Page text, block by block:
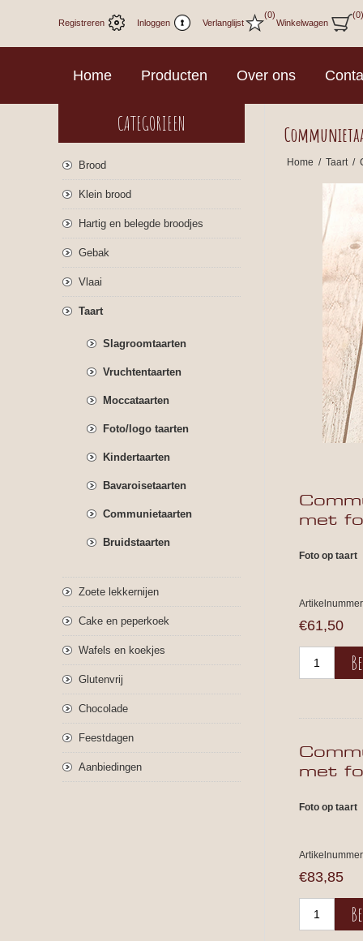
Registreren Inloggen Verlanglijst
(0)
Winkelwagen
(0)
Home Producten Over ons
Home / Taart /
met
Foto op taart
€61,50
met
Foto op taart
€83,85
CATEGORIEEN
Brood
Klein brood
Hartig en belegde broodjes
Gebak
Vlaai
Taart
Slagroomtaarten
Vruchtentaarten
Moccataarten
Foto/logo taarten
Kindertaarten
Bavaroisetaarten
Communietaarten
Bruidstaarten
Zoete lekkernijen
Cake en peperkoek
Wafels en koekjes
Glutenvrij
Chocolade
Feestdagen
Aanbiedingen